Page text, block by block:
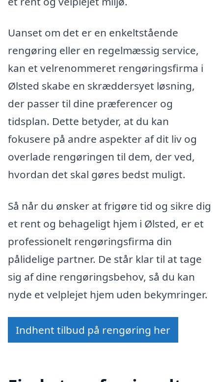
Uanset om det er en enkeltstående
rengøring eller en regelmæssig service,
kan et velrenommeret rengøringsfirma i
Ølsted skabe en skræddersyet løsning,
der passer til dine præferencer og
tidsplan. Dette betyder, at du kan
fokusere på andre aspekter af dit liv og
overlade rengøringen til dem, der ved,
hvordan det skal gøres bedst muligt.
Så når du ønsker at frigøre tid og sikre dig
et rent og behageligt hjem i Ølsted, er et
professionelt rengøringsfirma din
pålidelige partner. De står klar til at tage
sig af dine rengøringsbehov, så du kan
nyde et velplejet hjem uden bekymringer.
Indhent tilbud på rengøring her